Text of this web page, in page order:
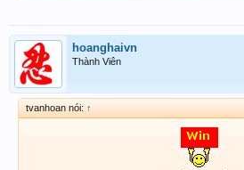
hoanghaivn
Thành Viên
tvanhoan nói: ↑